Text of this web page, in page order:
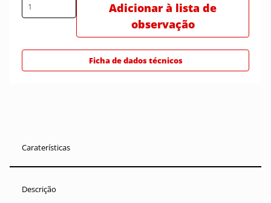
Adicionar à lista de
observação
Ficha de dados técnicos
Caraterísticas
Descrição